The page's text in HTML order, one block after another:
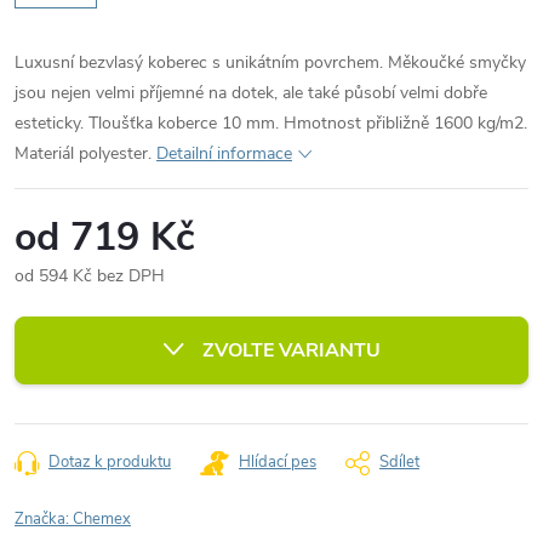
Luxusní bezvlasý koberec s unikátním povrchem. Měkoučké smyčky
jsou nejen velmi příjemné na dotek, ale také působí velmi dobře
esteticky. Tloušťka koberce 10 mm. Hmotnost přibližně 1600 kg/m2.
Materiál polyester. Detailní informace
od 719 Kč
od 594 Kč bez DPH
cena:
ZVOLTE VARIANTU
Dotaz k produktu Hlídací pes Sdílet
Značka:Chemex